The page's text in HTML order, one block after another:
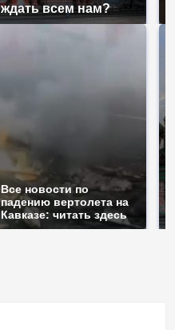
ждать всем нам?
Все новости по
падению вертолета на
Кавказе: читать здесь